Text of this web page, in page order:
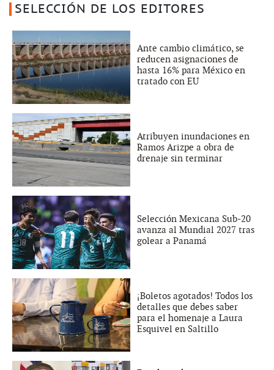
SELECCIÓN DE LOS EDITORES
Ante cambio climático, se
reducen asignaciones de
hasta 16% para México en
tratado con EU
Atribuyen inundaciones en
Ramos Arizpe a obra de
drenaje sin terminar
Selección Mexicana Sub-20
avanza al Mundial 2027 tras
golear a Panamá
¡Boletos agotados! Todos los
detalles que debes saber
para el homenaje a Laura
Esquivel en Saltillo